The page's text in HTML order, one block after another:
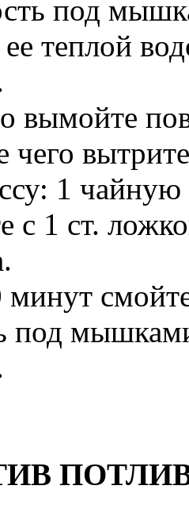
под
теплой
вымойте
чего
1 чайную
с 1 ст.
минут
под